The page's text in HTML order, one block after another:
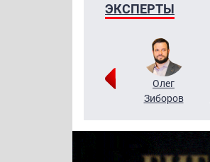
ЭКСПЕРТЫ
Григорий
Олег
Зиборов